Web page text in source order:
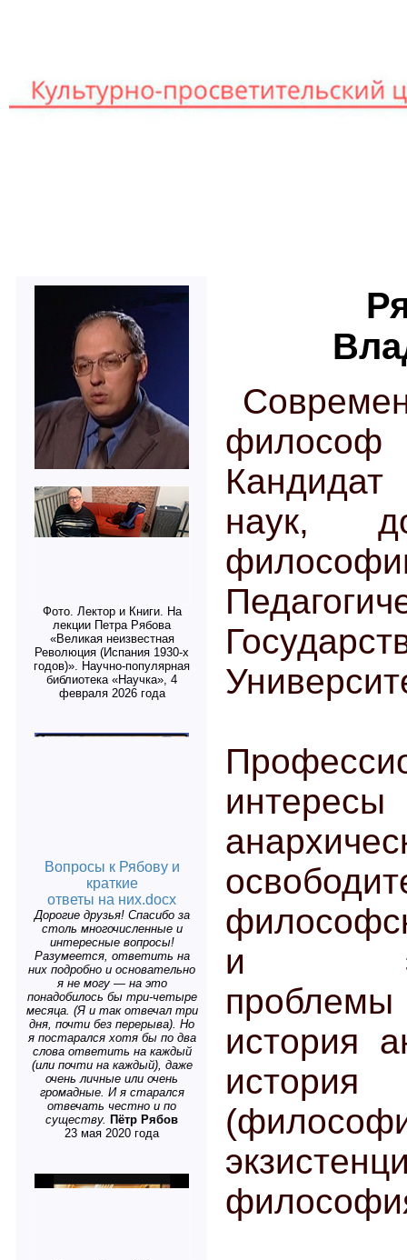
Фото. Лектор и Книги. На
лекции Петра Рябова
«Великая неизвестная
Революция (Испания 1930-х
годов)». Научно-популярная
библиотека «Научка», 4
февраля 2026 года
Вопросы к Рябову и
краткие
ответы на них.docx
Дорогие друзья! Спасибо за
столь многочисленные и
интересные вопросы!
Разумеется, ответить на
них подробно и основательно
я не могу — на это
понадобилось бы три-четыре
месяца. (Я и так отвечал три
дня, почти без перерыва). Но
я постарался хотя бы по два
слова ответить на каждый
(или почти на каждый), даже
очень личные или очень
громадные. И я старался
отвечать честно и по
существу. Пётр Рябов
23 мая 2020 года
наук,
и
история